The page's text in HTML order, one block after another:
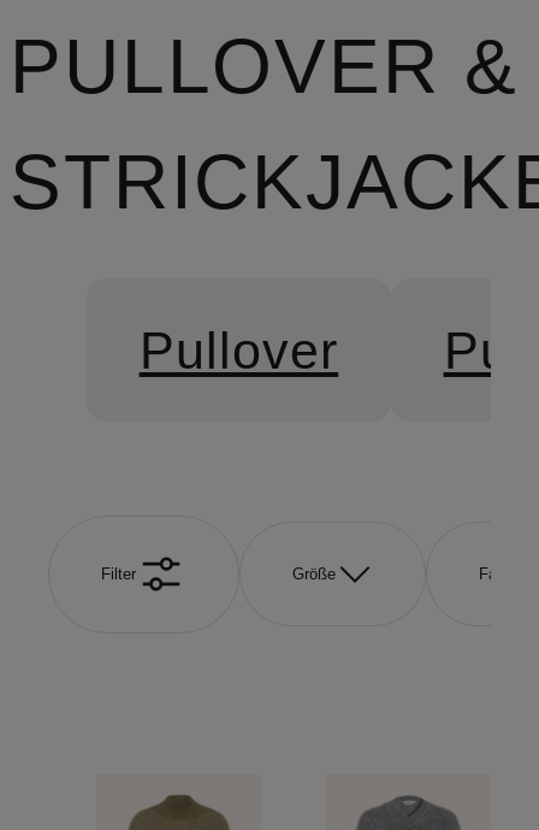
PULLOVER &
Pullover
Filter Größe Farbe